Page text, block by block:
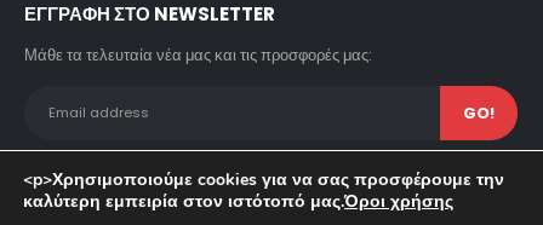
ΕΓΓΡΑΦΗ ΣΤΟ NEWSLETTER
Μάθε τα τελευταία νέα μας και τις προσφορές μας:
<p>Χρησιμοποιούμε cookies για να σας προσφέρουμε την
καλύτερη εμπειρία στον ιστότοπό μας.Όροι χρήσης